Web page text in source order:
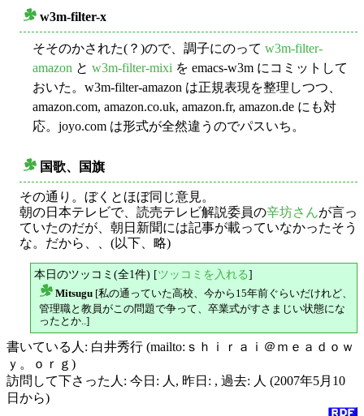
w3m-filter-x
そそのかされた(？)ので、調子にのって w3m-filter-
amazon と w3m-filter-mixi を emacs-w3m にコミットして
おいた。w3m-filter-amazon は正規表現を整理しつつ、
amazon.com, amazon.co.uk, amazon.fr, amazon.de にも対
応。joyo.com は形式が全然違うのでパスいち。
国歌、国旗
その通り。ぼくとほぼ同じ意見。
朝の日本テレビで、読売テレビ解説委員の辛坊さんが言っ
ていたのだが、朝日新聞には記事が載っていなかったそう
な。だから、、(以下、略)
本日のツッコミ(全1件) [ツッコミを入れる]
Mitsugu [私の通っていた高校、今から15年前ぐらいだけれど、
管理職と教員がこの問題で争って、卒業式がすさまじい状態にな
ったとか..]
書いている人: 白井秀行 (mailto:ｓｈｉｒａｉ＠ｍｅａｄｏｗ
ｙ。ｏｒｇ)
訪問して下さった人: 今日: 人, 昨日: , 過去: 人 (2007年5月10
日から)